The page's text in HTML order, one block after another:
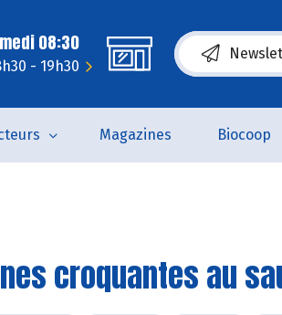
08:30
- 19h30 (s’ouvre dans
Magazines Biocoop
croquantes au